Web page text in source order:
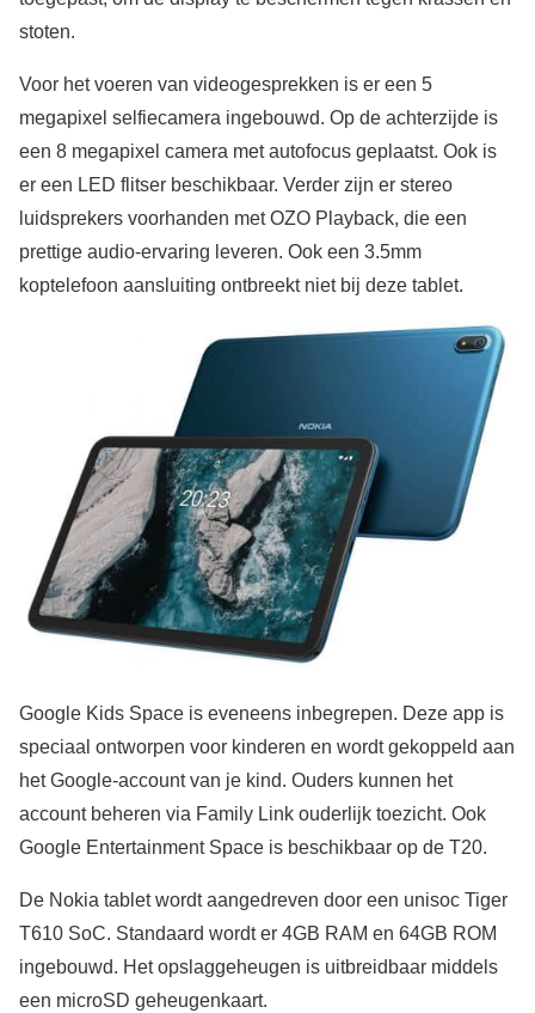
stoten.
Voor het voeren van videogesprekken is er een 5
megapixel selfiecamera ingebouwd. Op de achterzijde is
een 8 megapixel camera met autofocus geplaatst. Ook is
er een LED flitser beschikbaar. Verder zijn er stereo
luidsprekers voorhanden met OZO Playback, die een
prettige audio-ervaring leveren. Ook een 3.5mm
koptelefoon aansluiting ontbreekt niet bij deze tablet.
Google Kids Space is eveneens inbegrepen. Deze app is
speciaal ontworpen voor kinderen en wordt gekoppeld aan
het Google-account van je kind. Ouders kunnen het
account beheren via Family Link ouderlijk toezicht. Ook
Google Entertainment Space is beschikbaar op de T20.
De Nokia tablet wordt aangedreven door een unisoc Tiger
T610 SoC. Standaard wordt er 4GB RAM en 64GB ROM
ingebouwd. Het opslaggeheugen is uitbreidbaar middels
een microSD geheugenkaart.